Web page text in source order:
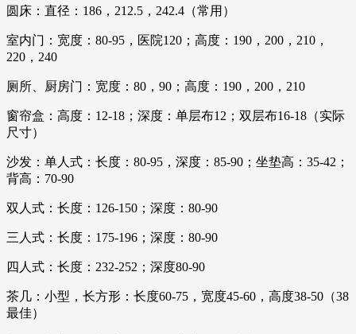
圆床：直径：186，212.5，242.4（常用）
室内门：宽度：80-95，医院120；高度：190，200，210，
220，240
厕所、厨房门：宽度：80，90；高度：190，200，210
窗帘盒：高度：12-18；深度：单层布12；双层布16-18（实际
尺寸）
沙发：单人式：长度：80-95，深度：85-90；坐垫高：35-42；
背高：70-90
双人式：长度：126-150；深度：80-90
三人式：长度：175-196；深度：80-90
四人式：长度：232-252；深度80-90
茶几：小型，长方形：长度60-75，宽度45-60，高度38-50（38
最佳）